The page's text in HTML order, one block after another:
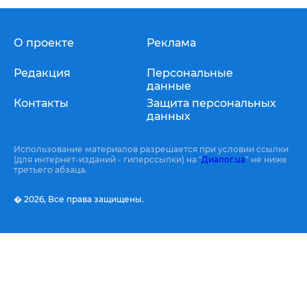
О проекте
Редакция
Контакты
Реклама
Персональные
данные
Защита персональных
данных
Использование материалов разрешается при условии ссылки
(для интернет-изданий - гиперссылки) на "Диалог.ua" не ниже
третьего абзаца.
� 2026, Все права защищены.